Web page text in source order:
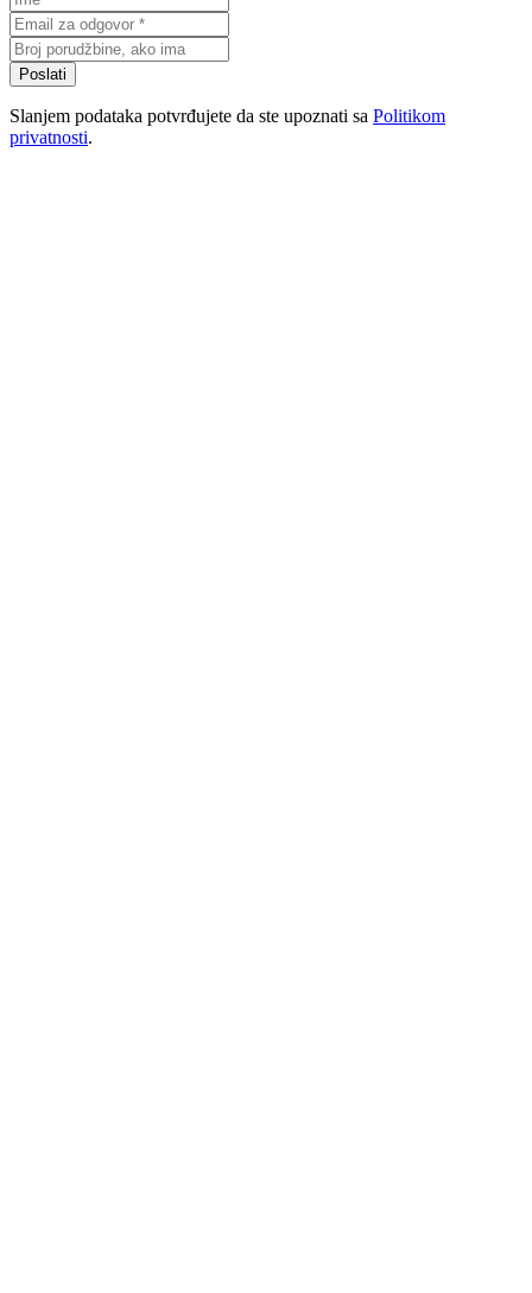
Poslati
Slanjem podataka potvrđujete da ste upoznati sa Politikom
privatnosti.